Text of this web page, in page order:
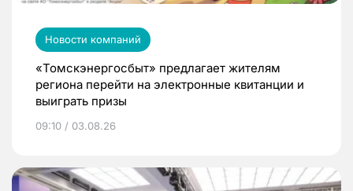
Новости компаний
«Томскэнергосбыт» предлагает жителям
региона перейти на электронные квитанции и
выиграть призы
09:10 / 03.08.26